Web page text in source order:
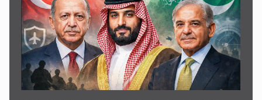
Geri çağırılan səfir Abel Məhərrəmovun oğludur - DOSYE
14:07